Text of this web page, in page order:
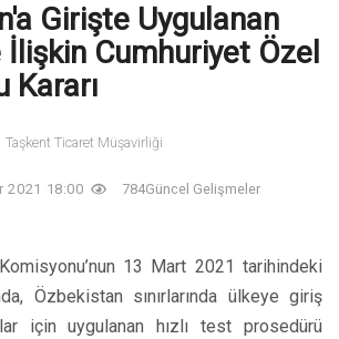
Girişte Uygulanan
Cumhuriyet Özel
Kararı
Taşkent Ticaret Müşavirliği
2021 18:00 784Güncel Gelişmeler
13 Mart 2021 tarihindeki
Özbekistan sınırlarında ülkeye giriş
için uygulanan hızlı test prosedürü